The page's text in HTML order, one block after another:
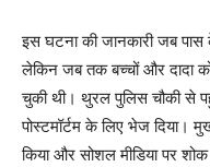
इस घटना की जानकारी जब पास
लेकिन जब तक बच्चों और दादा
चुकी थी। थुरल पुलिस चौकी से
पोस्टमॉर्टम के लिए भेज दिया।
किया और सोशल मीडिया पर